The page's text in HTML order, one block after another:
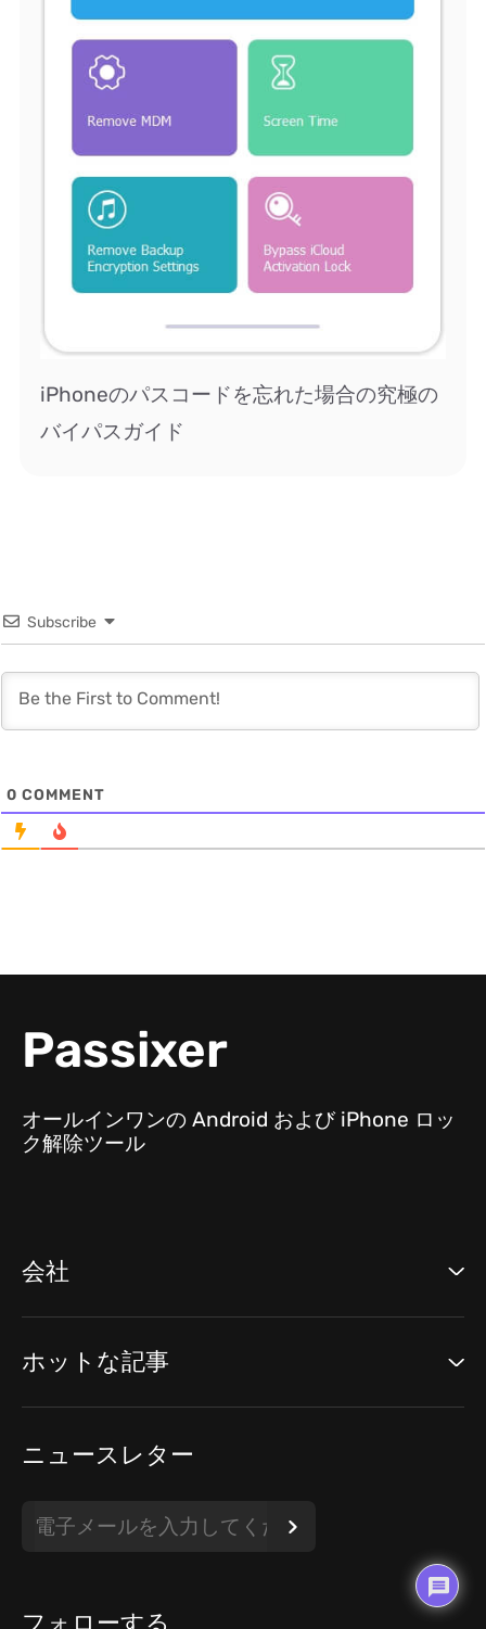
iPhoneのパスコードを忘れた場合の究極の
バイパスガイド
Subscribe
0 COMMENT
Passixer
オールインワンの Android および iPhone ロッ
ク解除ツール
会社
ホットな記事
ニュースレター
フォローする